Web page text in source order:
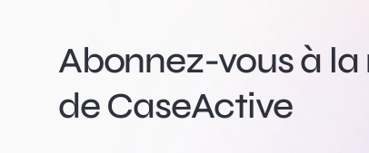
Abonnez-vous à
de CaseActive